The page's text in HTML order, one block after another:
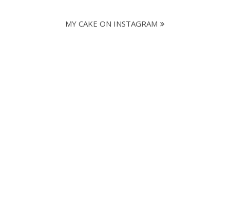
MY CAKE ON INSTAGRAM